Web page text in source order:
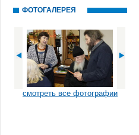
ФОТОГАЛЕРЕЯ
смотреть все фотографии